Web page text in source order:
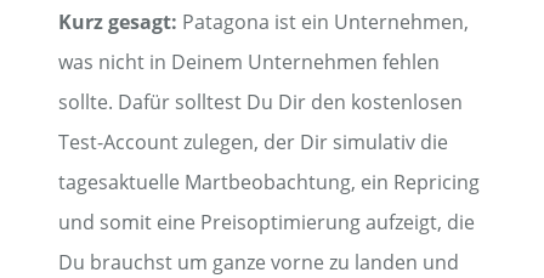
Kurz gesagt: Patagona ist ein Unternehmen,
was nicht in Deinem Unternehmen fehlen
sollte. Dafür solltest Du Dir den kostenlosen
Test-Account zulegen, der Dir simulativ die
tagesaktuelle Martbeobachtung, ein Repricing
und somit eine Preisoptimierung aufzeigt, die
Du brauchst um ganze vorne zu landen und